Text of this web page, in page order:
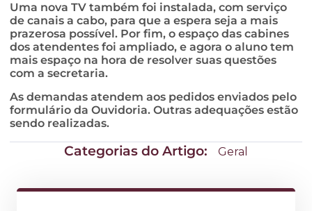
Uma nova TV também foi instalada, com serviço
de canais a cabo, para que a espera seja a mais
prazerosa possível. Por fim, o espaço das cabines
dos atendentes foi ampliado, e agora o aluno tem
mais espaço na hora de resolver suas questões
com a secretaria.
As demandas atendem aos pedidos enviados pelo
formulário da Ouvidoria. Outras adequações estão
sendo realizadas.
Categorias do Artigo: Geral